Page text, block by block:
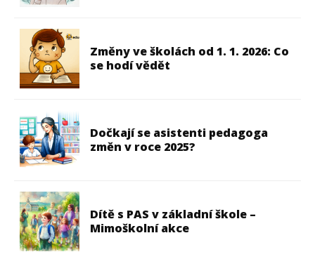
Změny ve školách od 1. 1. 2026: Co
se hodí vědět
Dočkají se asistenti pedagoga
změn v roce 2025?
Dítě s PAS v základní škole –
Mimoškolní akce